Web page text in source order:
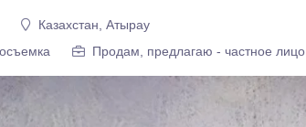
Казахстан, Атырау
Продам, предлагаю - частное лицо